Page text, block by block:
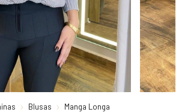
Blusas Manga Longa